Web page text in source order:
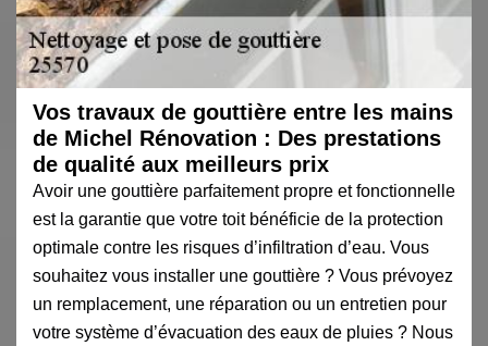
Vos travaux de gouttière entre les mains
de Michel Rénovation : Des prestations
de qualité aux meilleurs prix
Avoir une gouttière parfaitement propre et fonctionnelle
est la garantie que votre toit bénéficie de la protection
optimale contre les risques d’infiltration d’eau. Vous
souhaitez vous installer une gouttière ? Vous prévoyez
un remplacement, une réparation ou un entretien pour
votre système d’évacuation des eaux de pluies ? Nous